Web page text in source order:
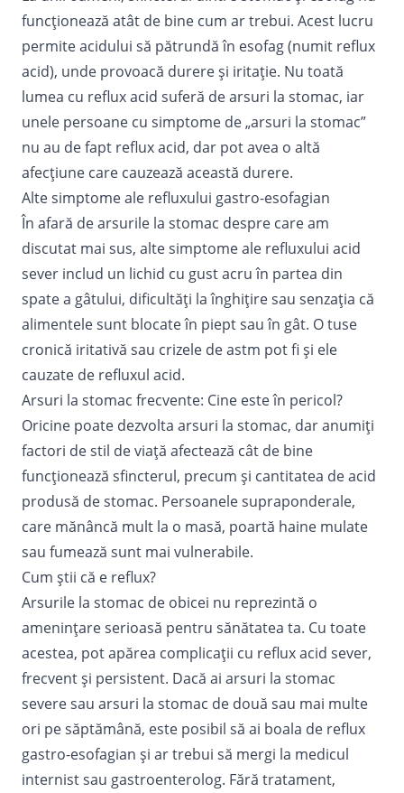
funcționează atât de bine cum ar trebui. Acest lucru
permite acidului să pătrundă în esofag (numit reflux
acid), unde provoacă durere și iritație. Nu toată
lumea cu reflux acid suferă de arsuri la stomac, iar
unele persoane cu simptome de „arsuri la stomac”
nu au de fapt reflux acid, dar pot avea o altă
afecțiune care cauzează această durere.
Alte simptome ale refluxului gastro-esofagian
În afară de arsurile la stomac despre care am
discutat mai sus, alte simptome ale refluxului acid
sever includ un lichid cu gust acru în partea din
spate a gâtului, dificultăți la înghițire sau senzația că
alimentele sunt blocate în piept sau în gât. O tuse
cronică iritativă sau crizele de astm pot fi și ele
cauzate de refluxul acid.
Arsuri la stomac frecvente: Cine este în pericol?
Oricine poate dezvolta arsuri la stomac, dar anumiți
factori de stil de viață afectează cât de bine
funcționează sfincterul, precum și cantitatea de acid
produsă de stomac. Persoanele supraponderale,
care mănâncă mult la o masă, poartă haine mulate
sau fumează sunt mai vulnerabile.
Cum știi că e reflux?
Arsurile la stomac de obicei nu reprezintă o
amenințare serioasă pentru sănătatea ta. Cu toate
acestea, pot apărea complicații cu reflux acid sever,
frecvent și persistent. Dacă ai arsuri la stomac
severe sau arsuri la stomac de două sau mai multe
ori pe săptămână, este posibil să ai boala de reflux
gastro-esofagian și ar trebui să mergi la medicul
internist sau gastroenterolog. Fără tratament,